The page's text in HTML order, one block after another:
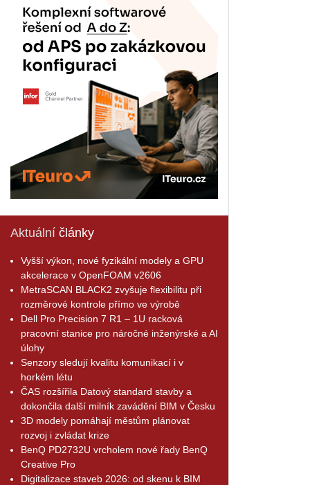
Aktuální články
Vyšší výkon, nové fyzikální modely a GPU
akcelerace v OpenFOAM v2606
MetraSCAN BLACK2 zvyšuje flexibilitu při
rozměrové kontrole přímo ve výrobě
Dell Pro Precision 7 R1 – 1U racková
pracovní stanice pro náročné inženýrské a AI
úlohy
Senzory sledují kvalitu komunikací i v
horkém létu
ČAS rozšířila Datový standard stavby a
dokončila další milník zavádění BIM v Česku
3D modely pomáhají městům plánovat
rozvoj i zvládat krize
BenQ PD2732U vrcholem nové řady BenQ
Creative Pro
Digitalizace staveb 2026: od skenu k BIM